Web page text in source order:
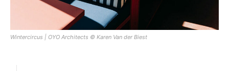
Wintercircus | OYO Architects © Karen Van der Biest